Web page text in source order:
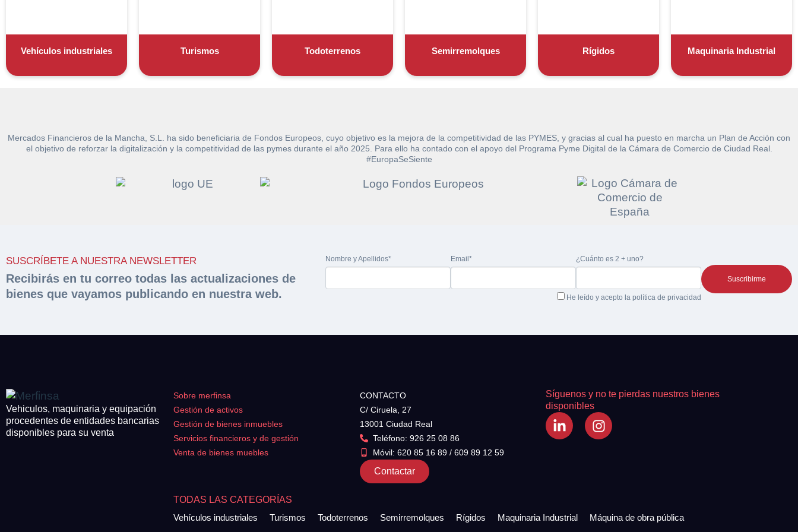
Vehículos industriales Turismos Todoterrenos Semirremolques Rígidos Maquinaria Industrial
Mercados Financieros de la Mancha, S.L. ha sido beneficiaria de Fondos Europeos, cuyo objetivo es la mejora de la competitividad de las PYMES, y gracias al cual ha puesto en marcha un Plan de Acción con
el objetivo de reforzar la digitalización y la competitividad de las pymes durante el año 2025. Para ello ha contado con el apoyo del Programa Pyme Digital de la Cámara de Comercio de Ciudad Real.
#EuropaSeSiente
SUSCRÍBETE A NUESTRA NEWSLETTER
Recibirás en tu correo todas las actualizaciones de
bienes que vayamos publicando en nuestra web.
Nombre y Apellidos* Email* ¿Cuánto es 2 + uno?
He leído y acepto la política de privacidad
Vehiculos, maquinaria y equipación
procedentes de entidades bancarias
disponibles para su venta
Sobre merfinsa
Gestión de activos
Gestión de bienes inmuebles
Servicios financieros y de gestión
Venta de bienes muebles
CONTACTO
C/ Ciruela, 27
13001 Ciudad Real
Teléfono: 926 25 08 86
Móvil: 620 85 16 89 / 609 89 12 59
Contactar
Síguenos y no te pierdas nuestros bienes
disponibles
TODAS LAS CATEGORÍAS
Vehículos industriales
Turismos Todoterrenos Semirremolques Rígidos Maquinaria Industrial Máquina de obra pública
¿Cuánto es 3 + uno?
¿Cuánto es 6 + uno?
Antes de enviar lee las
Condiciones de Uso Política de Privacidad , y a continuación confirma que estás de acuerdo con ambas.
Vehículos
Maquinaria Industrial
926 25 08 86